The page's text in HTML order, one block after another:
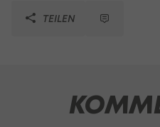
TEILEN